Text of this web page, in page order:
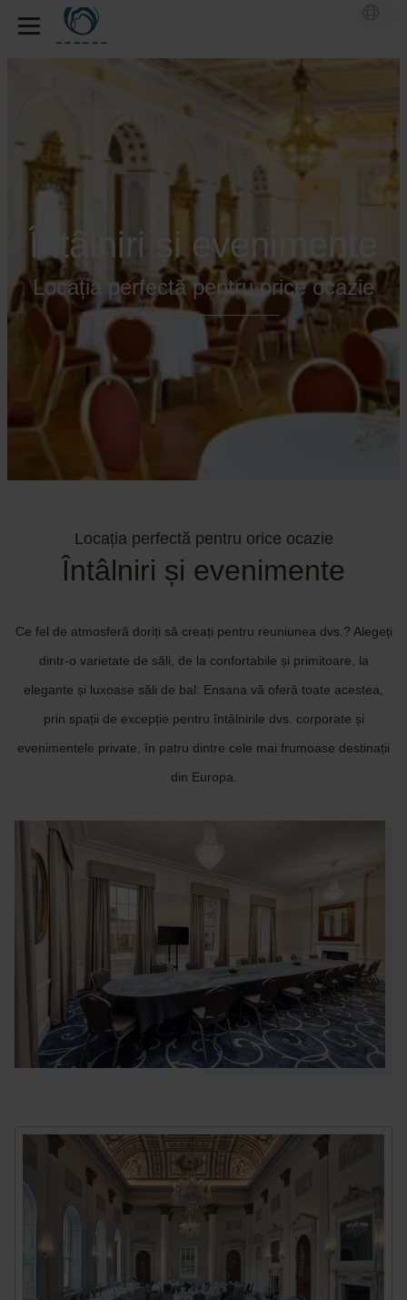
Întâlniri și evenimente
Locația perfectă pentru orice ocazie
Locația perfectă pentru orice ocazie
Întâlniri și evenimente
Ce fel de atmosferă doriți să creați pentru reuniunea dvs.? Alegeți
dintr-o varietate de săli, de la confortabile și primitoare, la
elegante și luxoase săli de bal: Ensana vă oferă toate acestea,
prin spații de excepție pentru întâlnirile dvs. corporate și
evenimentele private, în patru dintre cele mai frumoase destinații
din Europa.